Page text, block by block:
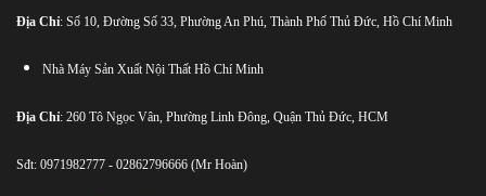
Địa Chỉ: Số 10, Đường Số 33, Phường An Phú, Thành Phố Thủ Đức, Hồ Chí Minh
Nhà Máy Sản Xuất Nội Thất Hồ Chí Minh
Địa Chỉ: 260 Tô Ngọc Vân, Phường Linh Đông, Quận Thủ Đức, HCM
Sđt: 0971982777 - 02862796666 (Mr Hoàn)